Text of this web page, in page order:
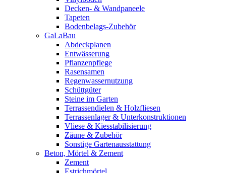
Decken- & Wandpaneele
Tapeten
Bodenbelags-Zubehör
GaLaBau
Abdeckplanen
Entwässerung
Pflanzenpflege
Rasensamen
Regenwassernutzung
Schüttgüter
Steine im Garten
Terrassendielen & Holzfliesen
Terrassenlager & Unterkonstruktionen
Vliese & Kiesstabilisierung
Zäune & Zubehör
Sonstige Gartenausstattung
Beton, Mörtel & Zement
Zement
Estrichmörtel